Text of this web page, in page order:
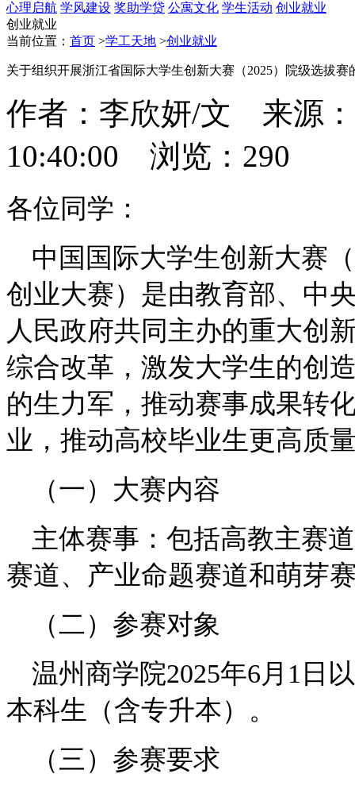
心理启航 学风建设 奖助学贷 公寓文化 学生活动 创业就业
创业就业
当前位置： 首页 >学工天地 >创业就业
关于组织开展浙江省国际大学生创新大赛（2025）院级选拔赛
作者：李欣妍/文 来源
10:40:00 浏览： 290
各位同学：
中国国际大学生创新大赛
创业大赛）是由教育部、中
人民政府共同主办的重大创
综合改革，激发大学生的创
的生力军，推动赛事成果转
业，推动高校毕业生更高质
（一）大赛内容
主体赛事：包括高教主赛
赛道、产业命题赛道和萌芽
（二）参赛对象
温州商学院2025年6月1日
本科生（含专升本）。
（三）参赛要求